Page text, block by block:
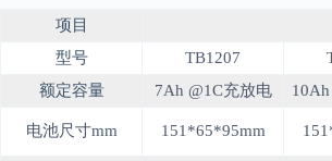
项目
型号
TB1207
额定容量
7Ah @1C充放电
电池尺寸mm 151*65*95mm